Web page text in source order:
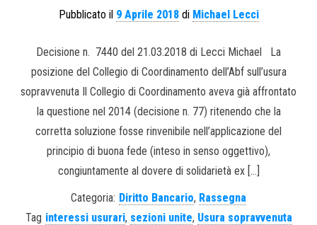
Pubblicato il 9 Aprile 2018di Michael Lecci
Decisione n. 7440 del 21.03.2018 di Lecci Michael La
posizione del Collegio di Coordinamento dell’Abf sull’usura
sopravvenuta Il Collegio di Coordinamento aveva già affrontato
la questione nel 2014 (decisione n. 77) ritenendo che la
corretta soluzione fosse rinvenibile nell’applicazione del
principio di buona fede (inteso in senso oggettivo),
congiuntamente al dovere di solidarietà ex […]
Categoria: Diritto Bancario, Rassegna
Tag interessi usurari, sezioni unite, Usura sopravvenuta